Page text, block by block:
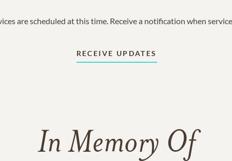
are scheduled at this time. Receive a notification when
RECEIVE UPDATES
In Memory Of